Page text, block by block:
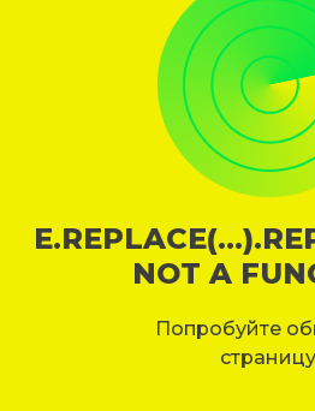
NOT A
Попробуйте